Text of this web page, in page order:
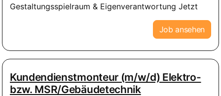
Gestaltungsspielraum & Eigenverantwortung Jetzt
Job ansehen
Kundendienstmonteur (m/w/d) Elektro-
bzw. MSR/Gebäudetechnik